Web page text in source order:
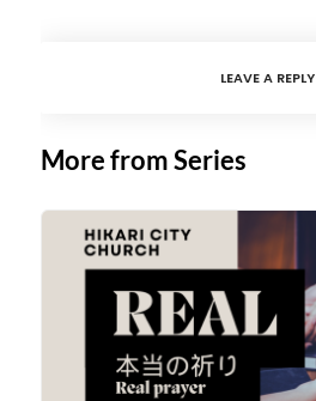
LEAVE A REPLY
More from Series